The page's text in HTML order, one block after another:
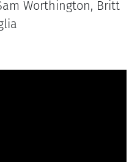
Worthington, Britt